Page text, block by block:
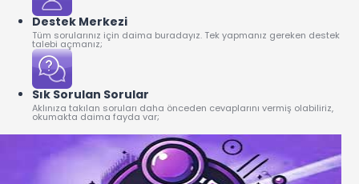
Destek Merkezi
Tüm sorularınız için daima buradayız. Tek yapmanız gereken destek
talebi açmanız;
Sık Sorulan Sorular
Aklınıza takılan soruları daha önceden cevaplarını vermiş olabiliriz,
okumakta daima fayda var;